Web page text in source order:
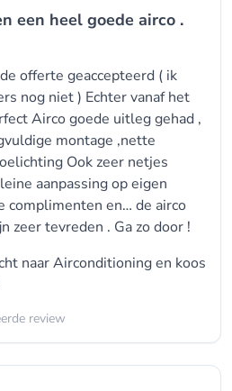
een heel goede airco .
offerte geaccepteerd ( ik
nog niet ) Echter vanaf het
Airco goede uitleg gehad ,
montage ,nette
Ook zeer netjes
aanpassing op eigen
complimenten en… de airco
zeer tevreden . Ga zo door !
naar Airconditioning en koos
review